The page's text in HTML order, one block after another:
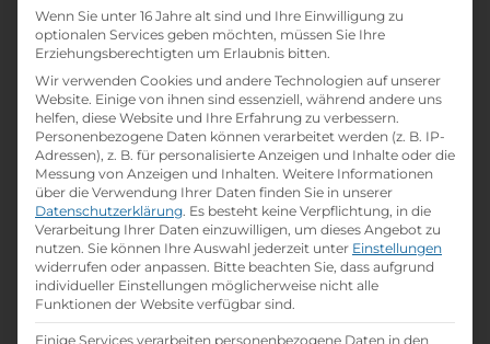
Xeometric Gmbh
printLehrstelle ausdrucken
Detailinformationen
folderBranche:
Informationstechnologie
infoGründungsjahr
2001
Wenn Sie unter 16 Jahre alt sind und Ihre Einwilligung zu
optionalen Services geben möchten, müssen Sie Ihre
Erziehungsberechtigten um Erlaubnis bitten.
Wir verwenden Cookies und andere Technologien auf unserer
Website. Einige von ihnen sind essenziell, während andere uns
helfen, diese Website und Ihre Erfahrung zu verbessern.
Personenbezogene Daten können verarbeitet werden (z. B. IP-
Adressen), z. B. für personalisierte Anzeigen und Inhalte oder die
Messung von Anzeigen und Inhalten. Weitere Informationen
über die Verwendung Ihrer Daten finden Sie in unserer
Datenschutzerklärung. Es besteht keine Verpflichtung, in die
Verarbeitung Ihrer Daten einzuwilligen, um dieses Angebot zu
nutzen. Sie können Ihre Auswahl jederzeit unter Einstellungen
widerrufen oder anpassen. Bitte beachten Sie, dass aufgrund
individueller Einstellungen möglicherweise nicht alle
Funktionen der Website verfügbar sind.
Einige Services verarbeiten personenbezogene Daten in den